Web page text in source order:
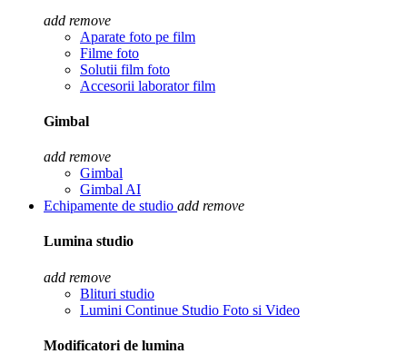
add remove
Aparate foto pe film
Filme foto
Solutii film foto
Accesorii laborator film
Gimbal
add remove
Gimbal
Gimbal AI
Echipamente de studio add remove
Lumina studio
add remove
Blituri studio
Lumini Continue Studio Foto si Video
Modificatori de lumina